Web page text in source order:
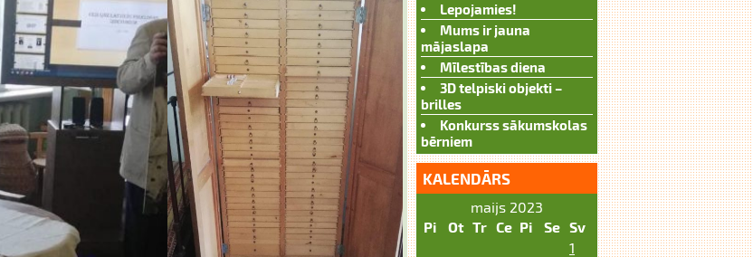
Lepojamies!
Mums ir jauna
mājaslapa
Mīlestības diena
3D telpiski objekti –
brilles
Konkurss sākumskolas
bērniem
KALENDĀRS
maijs 2023
Pi
Ot Tr Ce Pi Se Sv
1